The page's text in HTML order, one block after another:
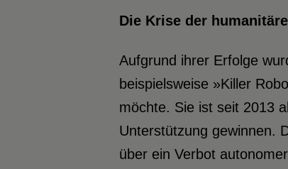
Die Krise der
Aufgrund ihrer Erfolge
beispielsweise »Killer
möchte. Sie ist seit 2013
Unterstützung gewinnen.
über ein Verbot